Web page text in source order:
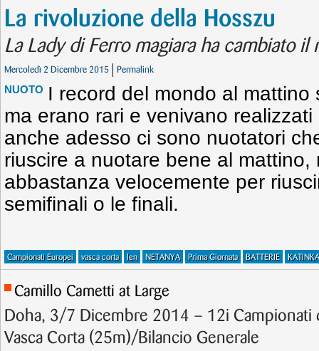
La rivoluzione della Hosszu
La Lady di Ferro magiara ha cambiato il
Mercoledì 2 Dicembre 2015 Permalink
NUOTO I record del mondo al mattino
ma erano rari e venivano
anche adesso ci sono nuotatori
riuscire a nuotare bene al mattino,
abbastanza velocemente per
semifinali o le finali.
Campionati Europei vasca corta len NETANYA Prima Giornata BATTERIE KATINKA
Camillo Cametti at Large
Doha, 3/7 Dicembre 2014 – 12i Campionati
Vasca Corta (25m)/Bilancio Generale